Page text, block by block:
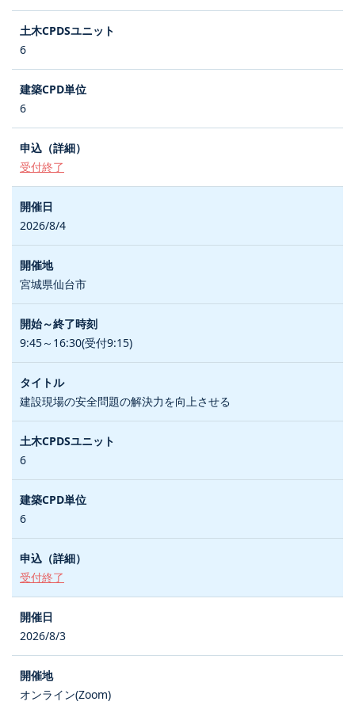
6
6
受付終了
2026/8/4
宮城県仙台市
9:45～16:30(受付9:15)
建設現場の安全問題の解決力を向上させる
6
6
受付終了
2026/8/3
オンライン(Zoom)